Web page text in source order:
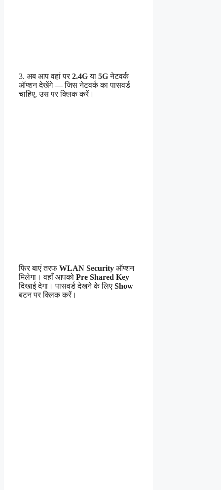
3. अब आप वहां पर 2.4Gया 5Gनेटवर्क
ऑप्शन देखेंगे — जिस नेटवर्क का पासवर्ड
चाहिए, उस पर क्लिक करें।
फिर बाएं तरफ WLAN Security ऑप्शन
मिलेगा। वहाँ आपको Pre Shared Key
दिखाई देगा। पासवर्ड देखने के लिए Show
बटन पर क्लिक करें।